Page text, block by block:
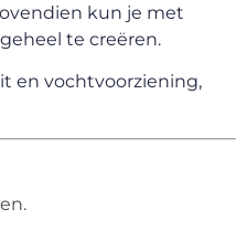
kun je met
te creëren.
en vochtvoorziening,